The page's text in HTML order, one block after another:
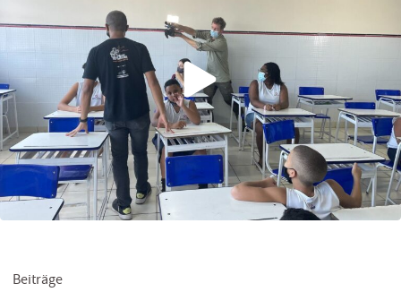
Beiträge